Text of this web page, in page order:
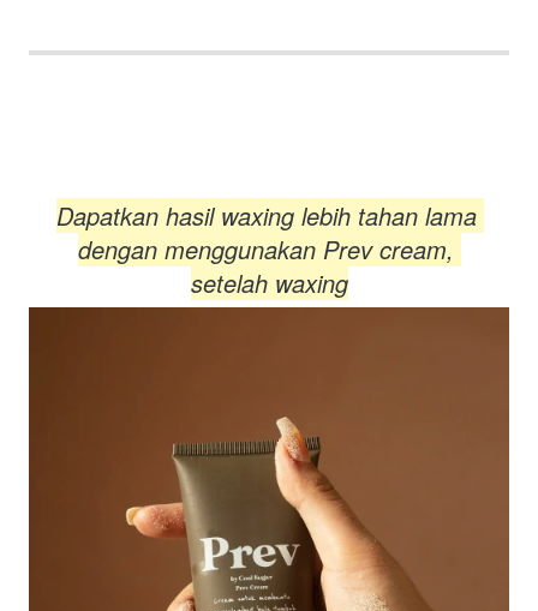
Dapatkan hasil waxing lebih tahan lama
dengan menggunakan Prev cream,
setelah waxing